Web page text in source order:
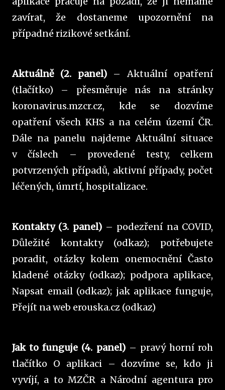
zavírat, že dostaneme upozornění na
případné rizikové setkání.
Aktuálně (2. panel)– Aktuální opatření
(tlačítko) – přesměruje nás na stránky
koronavirus.mzcr.cz, kde se dozvíme
opatření všech KHS a na celém území ČR.
Dále na panelu najdeme Aktuální situace
v číslech – provedené testy, celkem
potvrzených případů, aktivní případy, počet
léčených, úmrtí, hospitalizace.
Kontakty (3. panel)– podezření na COVID,
Důležité kontakty (odkaz); potřebujete
poradit, otázky kolem onemocnění Často
kladené otázky (odkaz); podpora aplikace,
Napsat email (odkaz); jak aplikace funguje,
Přejít na web erouska.cz (odkaz)
Jak to funguje (4. panel)– pravý horní roh
tlačítko O aplikaci – dozvíme se, kdo ji
vyvíjí, a to MZČR a Národní agentura pro